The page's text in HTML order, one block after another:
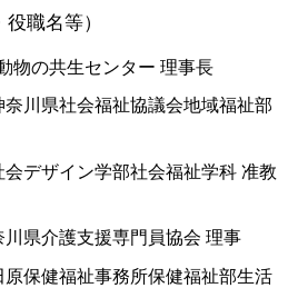
職名等）
物の共生センター 理事長
川県社会福祉協議会地域福祉部
デザイン学部社会福祉学科 准教
県介護支援専門員協会 理事
保健福祉事務所保健福祉部生活